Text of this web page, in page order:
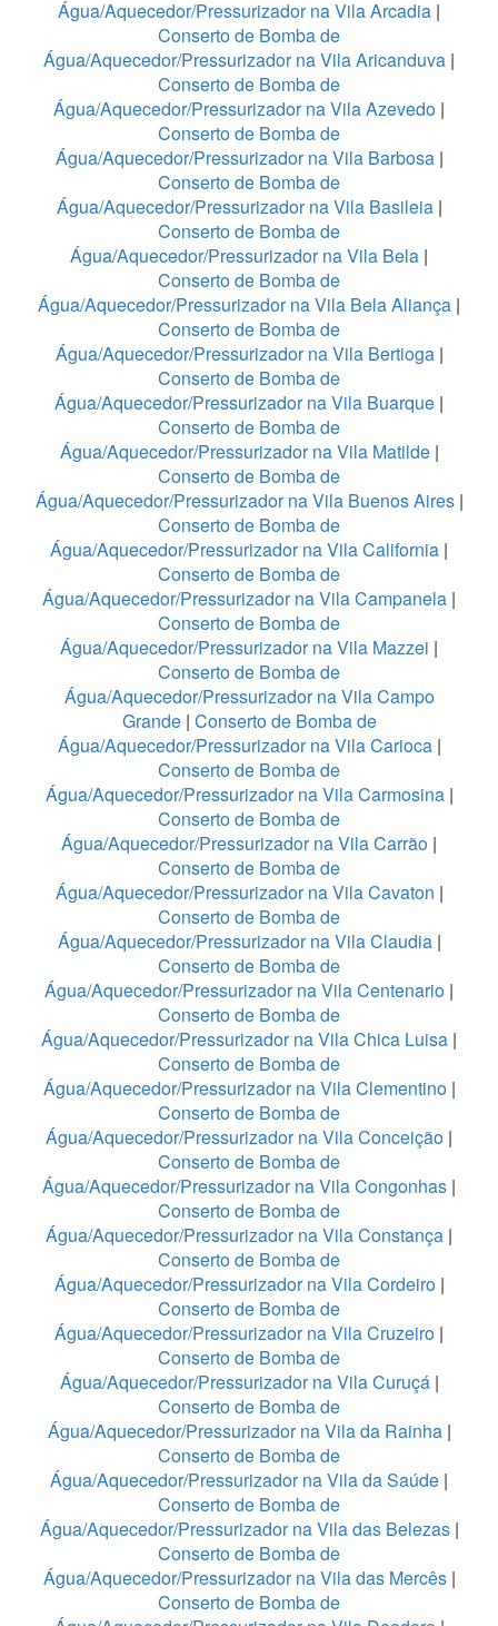
Água/Aquecedor/Pressurizador na Vila Arcadia |
Conserto de Bomba de
Água/Aquecedor/Pressurizador na Vila Aricanduva |
Conserto de Bomba de
Água/Aquecedor/Pressurizador na Vila Azevedo |
Conserto de Bomba de
Água/Aquecedor/Pressurizador na Vila Barbosa|
Conserto de Bomba de
Água/Aquecedor/Pressurizador na Vila Basileia|
Conserto de Bomba de
Água/Aquecedor/Pressurizador na Vila Bela |
Conserto de Bomba de
Água/Aquecedor/Pressurizador na Vila Bela Aliança |
Conserto de Bomba de
Água/Aquecedor/Pressurizador na Vila Bertioga|
Conserto de Bomba de
Água/Aquecedor/Pressurizador na Vila Buarque |
Conserto de Bomba de
Água/Aquecedor/Pressurizador na Vila Matilde|
Conserto de Bomba de
Água/Aquecedor/Pressurizador na Vila Buenos Aires|
Conserto de Bomba de
Água/Aquecedor/Pressurizador na Vila California |
Conserto de Bomba de
Água/Aquecedor/Pressurizador na Vila Campanela |
Conserto de Bomba de
Água/Aquecedor/Pressurizador na Vila Mazzei |
Conserto de Bomba de
Água/Aquecedor/Pressurizador na Vila Campo
Grande| Conserto de Bomba de
Água/Aquecedor/Pressurizador na Vila Carioca|
Conserto de Bomba de
Água/Aquecedor/Pressurizador na Vila Carmosina|
Conserto de Bomba de
Água/Aquecedor/Pressurizador na Vila Carrão |
Conserto de Bomba de
Água/Aquecedor/Pressurizador na Vila Cavaton |
Conserto de Bomba de
Água/Aquecedor/Pressurizador na Vila Claudia|
Conserto de Bomba de
Água/Aquecedor/Pressurizador na Vila Centenario |
Conserto de Bomba de
Água/Aquecedor/Pressurizador na Vila Chica Luisa |
Conserto de Bomba de
Água/Aquecedor/Pressurizador na Vila Clementino|
Conserto de Bomba de
Água/Aquecedor/Pressurizador na Vila Conceição |
Conserto de Bomba de
Água/Aquecedor/Pressurizador na Vila Congonhas |
Conserto de Bomba de
Água/Aquecedor/Pressurizador na Vila Constança |
Conserto de Bomba de
Água/Aquecedor/Pressurizador na Vila Cordeiro|
Conserto de Bomba de
Água/Aquecedor/Pressurizador na Vila Cruzeiro |
Conserto de Bomba de
Água/Aquecedor/Pressurizador na Vila Curuçá |
Conserto de Bomba de
Água/Aquecedor/Pressurizador na Vila da Rainha |
Conserto de Bomba de
Água/Aquecedor/Pressurizador na Vila da Saúde |
Conserto de Bomba de
Água/Aquecedor/Pressurizador na Vila das Belezas|
Conserto de Bomba de
Água/Aquecedor/Pressurizador na Vila das Mercês|
Conserto de Bomba de